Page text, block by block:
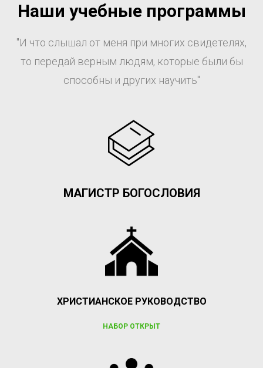
Наши учебные программы
"И что слышал от меня при многих свидетелях,
то передай верным людям, которые были бы
способны и других научить"
МАГИСТР БОГОСЛОВИЯ
ХРИСТИАНСКОЕ РУКОВОДСТВО
НАБОР ОТКРЫТ